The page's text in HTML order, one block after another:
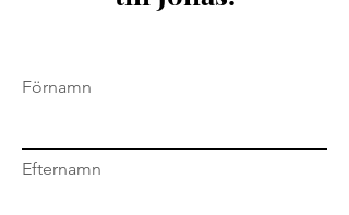
Förnamn
Efternamn